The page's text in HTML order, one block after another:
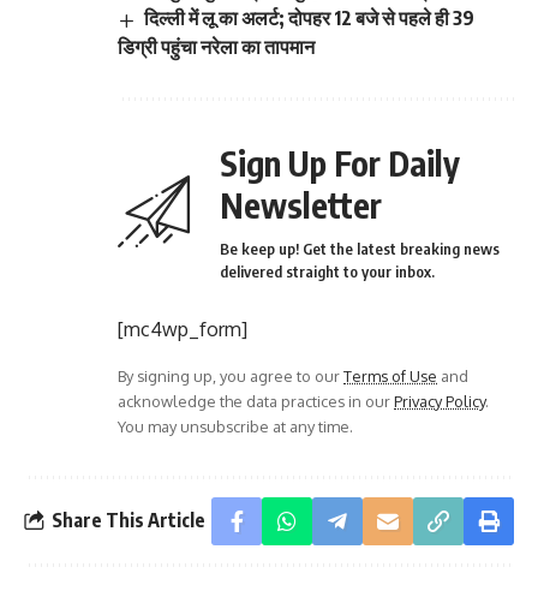
दिल्ली में लू का अलर्ट; दोपहर 12 बजे से पहले ही 39
डिग्री पहुंचा नरेला का तापमान
Sign Up For Daily
Newsletter
Be keep up! Get the latest breaking news
delivered straight to your inbox.
[mc4wp_form]
By signing up, you agree to ourTerms of Use and
acknowledge the data practices in ourPrivacy Policy.
You may unsubscribe at any time.
Share This Article